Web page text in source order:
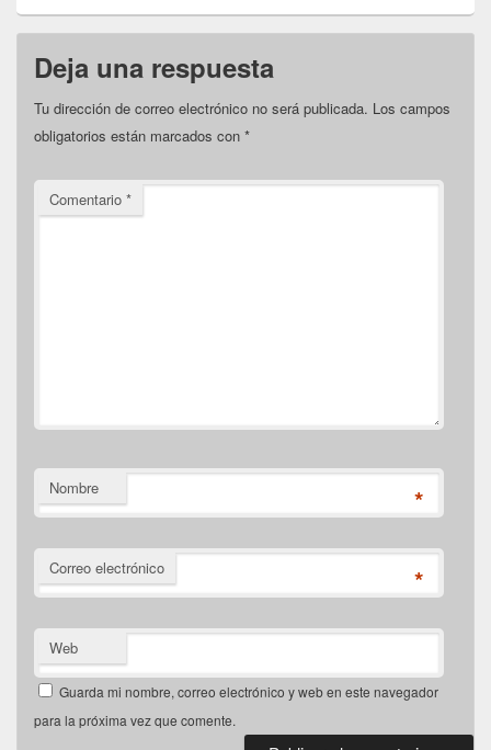
Deja una respuesta
Tu dirección de correo electrónico no será publicada. Los campos
obligatorios están marcados con *
Comentario *
Nombre *
Correo electrónico *
Web
Guarda mi nombre, correo electrónico y web en este navegador
para la próxima vez que comente.